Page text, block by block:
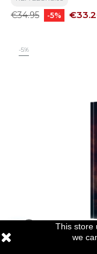
Regular
€34.95 -5% Price
-5%
This store
we